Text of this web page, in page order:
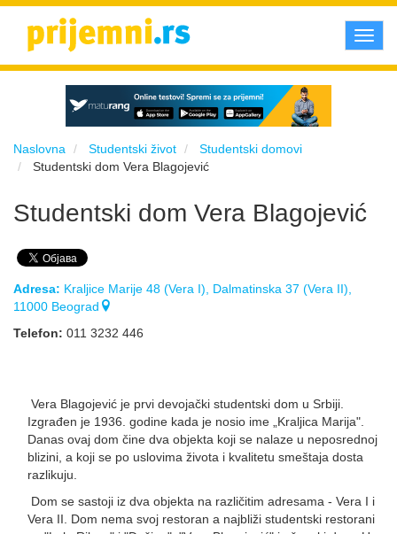
Naslovna Studentski život
Studentski domovi
Studentski dom Vera Blagojević
Studentski dom Vera Blagojević
Adresa: Kraljice Marije 48 (Vera I), Dalmatinska 37 (Vera II),
11000 Beograd
Telefon: 011 3232 446
Vera Blagojević je prvi devojački studentski dom u Srbiji.
Izgrađen je 1936. godine kada je nosio ime „Kraljica Marija".
Danas ovaj dom čine dva objekta koji se nalaze u neposrednoj
blizini, a koji se po uslovima života i kvalitetu smeštaja dosta
razlikuju.
Dom se sastoji iz dva objekta na različitim adresama - Vera I i
Vera II. Dom nema svoj restoran a najbliži studentski restorani